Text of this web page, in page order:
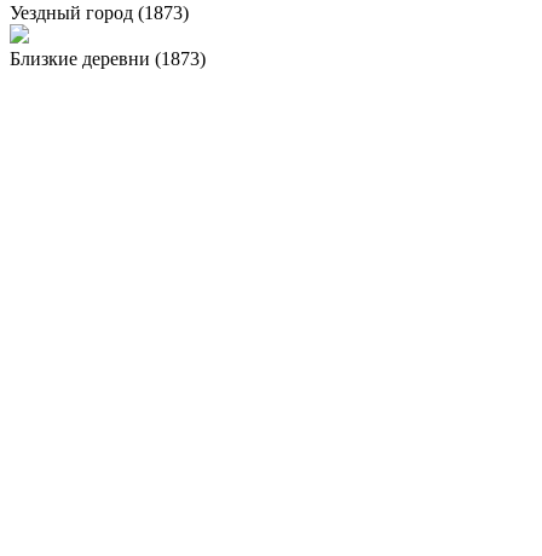
Уездный город (1873)
Близкие деревни (1873)